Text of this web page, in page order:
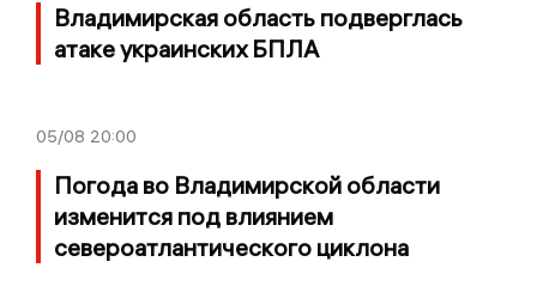
Владимирская область подверглась
атаке украинских БПЛА
05/08 20:00
Погода во Владимирской области
изменится под влиянием
североатлантического циклона